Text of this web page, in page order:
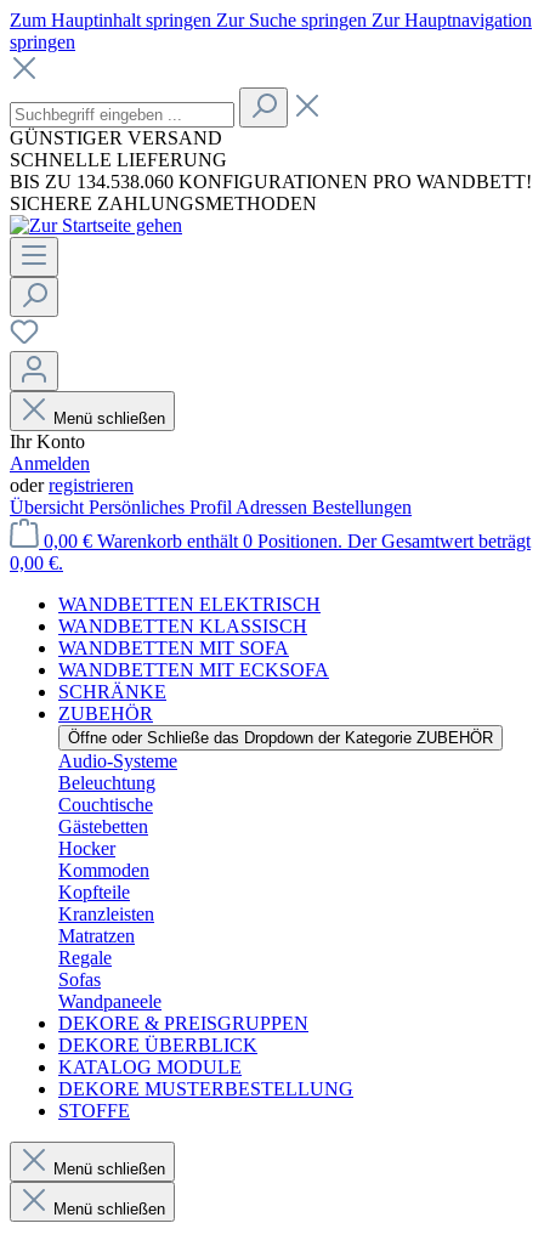
Zum Hauptinhalt springen Zur Suche springen Zur Hauptnavigation
springen
GÜNSTIGER VERSAND
SCHNELLE LIEFERUNG
BIS ZU 134.538.060 KONFIGURATIONEN PRO WANDBETT!
SICHERE ZAHLUNGSMETHODEN
Menü schließen
Ihr Konto
Anmelden
oderregistrieren
Übersicht Persönliches Profil Adressen Bestellungen
0,00 € Warenkorb enthält 0 Positionen. Der Gesamtwert beträgt
0,00 €.
WANDBETTEN ELEKTRISCH
WANDBETTEN KLASSISCH
WANDBETTEN MIT SOFA
WANDBETTEN MIT ECKSOFA
SCHRÄNKE
ZUBEHÖR
Öffne oder Schließe das Dropdown der Kategorie ZUBEHÖR
Audio-Systeme
Beleuchtung
Couchtische
Gästebetten
Hocker
Kommoden
Kopfteile
Kranzleisten
Matratzen
Regale
Sofas
Wandpaneele
DEKORE & PREISGRUPPEN
DEKORE ÜBERBLICK
KATALOG MODULE
DEKORE MUSTERBESTELLUNG
STOFFE
Menü schließen
Menü schließen